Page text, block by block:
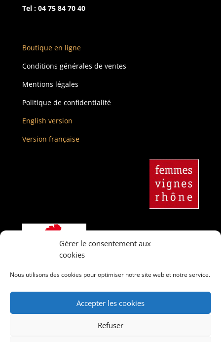
Gérer le consentement aux
cookies
Nous utilisons des cookies pour optimiser notre site web et notre service.
Accepter les cookies
Refuser
Tel : 04 75 84 70 40
Boutique en ligne
Conditions générales de ventes
Mentions légales
Politique de confidentialité
English version
Version française